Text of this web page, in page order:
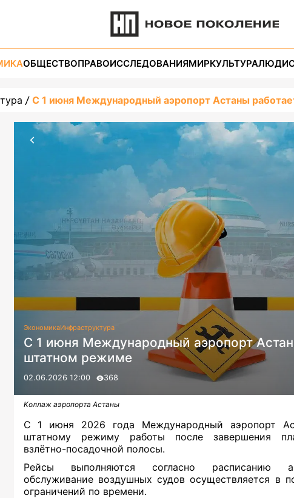
ОБЩЕСТВОПРАВОИССЛЕДОВАНИЯМИРКУЛЬТУРАЛЮДИ
С 1 июня Международный аэропорт Астаны
ЭкономикаИнфраструктура
С 1 июня Международный аэропорт
штатном режиме
02.06.2026 12:00 368
Коллаж аэропорта Астаны
С 1 июня 2026 года Международный аэропорт
штатному режиму работы после завершения
взлётно-посадочной полосы.
Рейсы выполняются согласно расписанию
обслуживание воздушных судов осуществляется в
ограничений по времени.